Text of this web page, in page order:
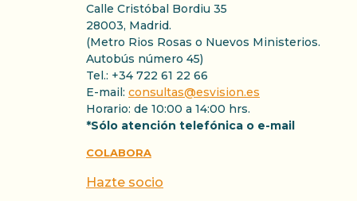
Calle Cristóbal Bordiu 35
28003, Madrid.
(Metro Rios Rosas o Nuevos Ministerios.
Autobús número 45)
Tel.: +34 722 61 22 66
E-mail: consultas@esvision.es
Horario: de 10:00 a 14:00 hrs.
*Sólo atención telefónica o e-mail
COLABORA
Hazte socio